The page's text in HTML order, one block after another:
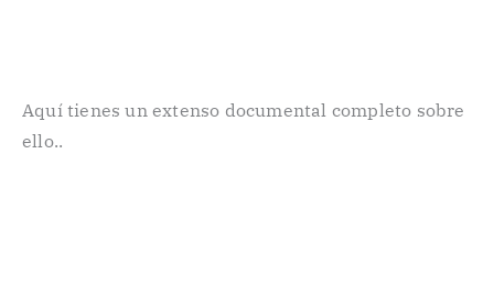
Aquí tienes un extenso documental completo sobre
ello..